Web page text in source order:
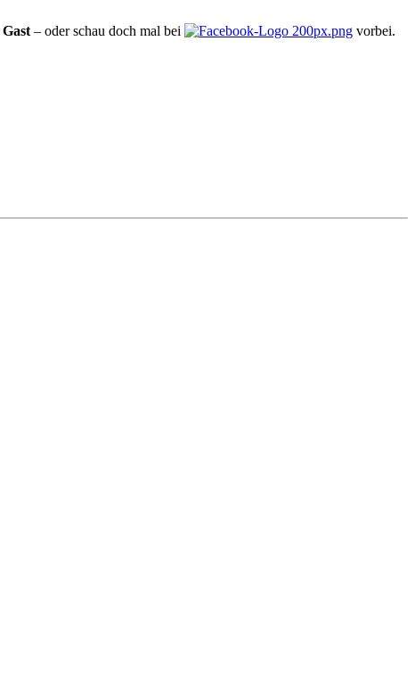
Gast – oder schau doch mal bei vorbei.